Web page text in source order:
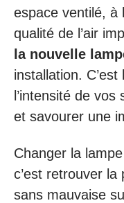
espace ventilé, à
qualité de l’air
la nouvelle
installation.
l’intensité de vos
et savourer une
Changer la
c’est retrouver la
sans mauvaise